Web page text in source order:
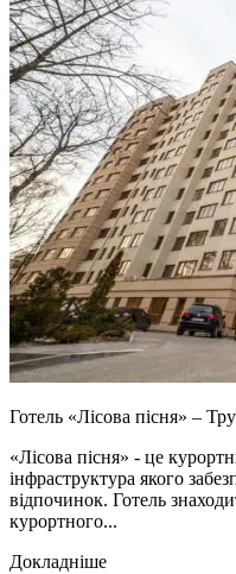
Готель «Лісова пісня» –
«Лісова пісня» - це
інфраструктура якого
відпочинок. Готель
курортного...
Докладніше